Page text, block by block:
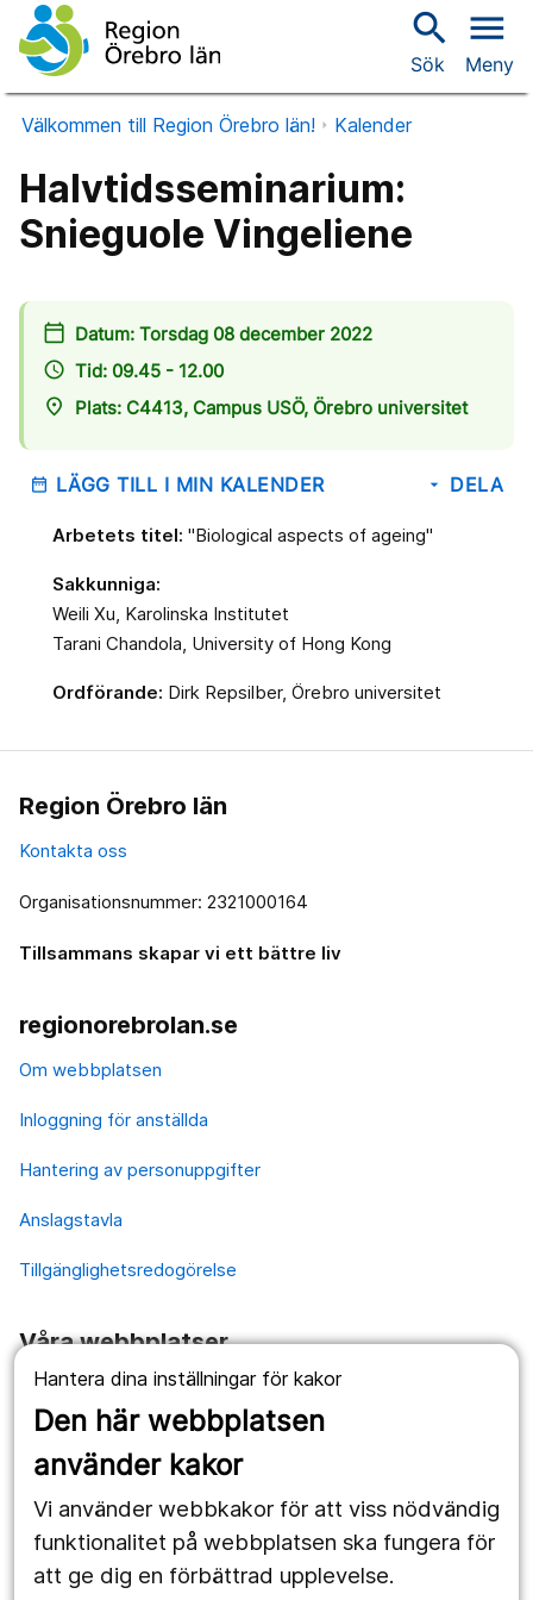
Hantera dina inställningar för kakor
Den här webbplatsen
använder kakor
Vi använder webbkakor för att viss nödvändig
funktionalitet på webbplatsen ska fungera för
att ge dig en förbättrad upplevelse.
search
Sök
menu
Meny
Välkommen till Region Örebro län! Kalender
Halvtidsseminarium:
Snieguole Vingeliene
calendar_today Datum: Torsdag 08 december 2022
access_time Tid: 09.45 - 12.00
place
Plats: C4413, Campus USÖ, Örebro universitet
date_range LÄGG TILL I MIN KALENDER arrow_drop_down DELA
Arbetets titel: "Biological aspects of ageing"
Sakkunniga:
Weili Xu, Karolinska Institutet
Tarani Chandola, University of Hong Kong
Ordförande: Dirk Repsilber, Örebro universitet
Region Örebro län
Kontakta oss
Organisationsnummer: 2321000164
Tillsammans skapar vi ett bättre liv
regionorebrolan.se
Om webbplatsen
Inloggning för anställda
Hantering av personuppgifter
Anslagstavla
Tillgänglighetsredogörelse
Våra webbplatser
1177.se
Länstrafiken
Utveckling